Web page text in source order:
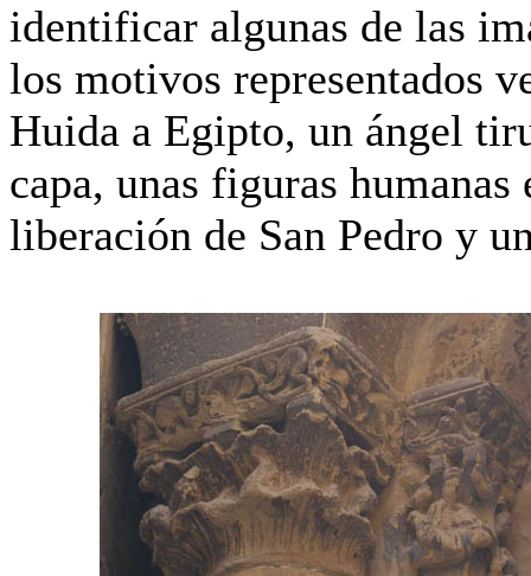
identificar algunas de las
los motivos representados
Huida a Egipto, un ángel
capa, unas figuras
liberación de San Pedro y